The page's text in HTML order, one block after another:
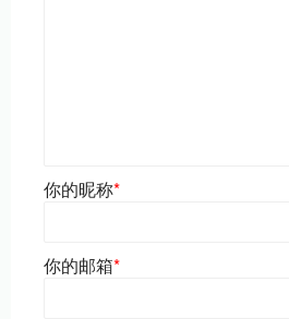
你的昵称*
你的邮箱*